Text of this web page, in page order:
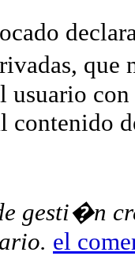
que
usuario
contenido
gesti�n
el